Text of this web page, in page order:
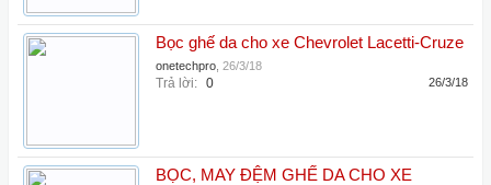
Bọc ghế da cho xe Chevrolet Lacetti-Cruze
onetechpro 26/3/18
Trả lời: 0 26/3/18
BỌC, MAY ĐỆM GHẾ DA CHO XE